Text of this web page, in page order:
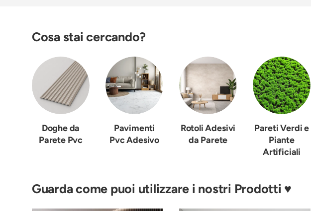
Cosa stai cercando?
Doghe da
Parete Pvc
Pavimenti
Pvc Adesivo
Rotoli Adesivi
da Parete
Pareti Verdi e
Piante
Artificiali
Guarda come puoi utilizzare i nostri Prodotti ♥